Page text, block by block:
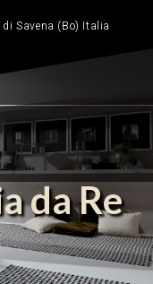
Savena (Bo) Italia
da Re